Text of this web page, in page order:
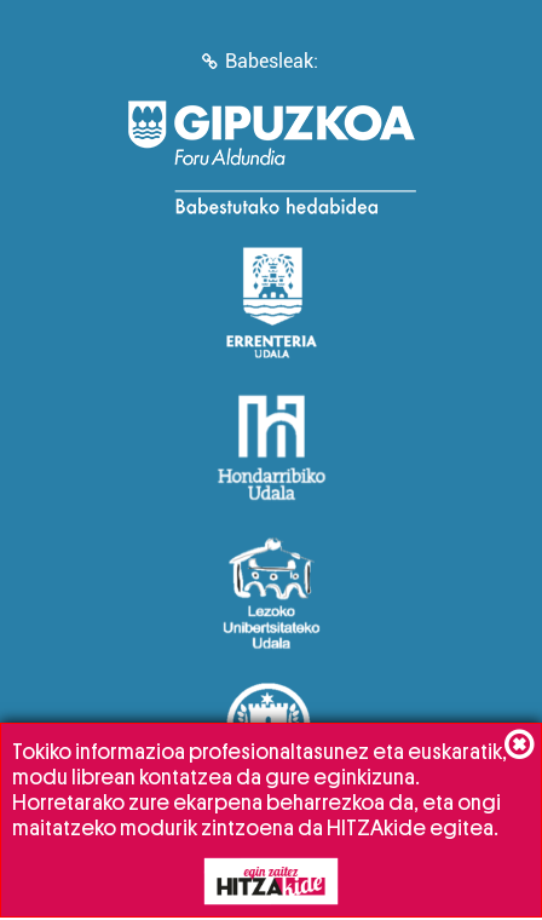
Babesleak:
Tokiko informazioa profesionaltasunez eta euskaratik,
modu librean kontatzea da gure eginkizuna.
Horretarako zure ekarpena beharrezkoa da, eta ongi
maitatzeko modurik zintzoena da HITZAkide egitea.